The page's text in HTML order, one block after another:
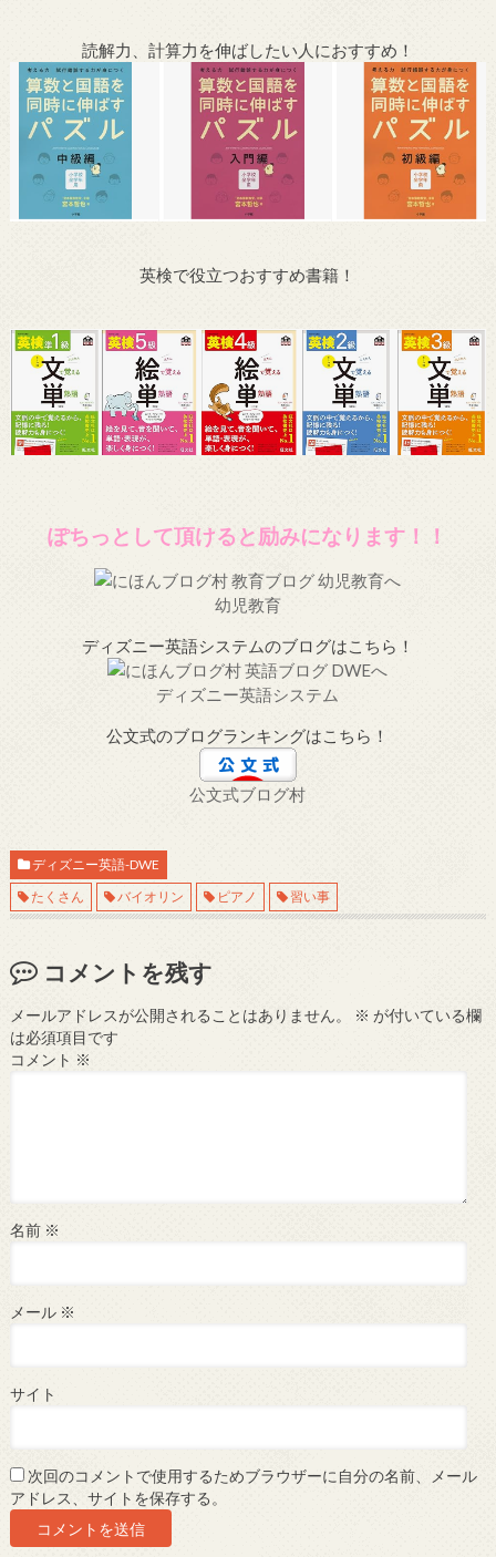
読解力、計算力を伸ばしたい人におすすめ！
英検で役立つおすすめ書籍！
ぽちっとして頂けると励みになります！！
幼児教育
ディズニー英語システムのブログはこちら！
ディズニー英語システム
公文式のブログランキングはこちら！
公文式ブログ村
ディズニー英語-DWE
たくさん
バイオリン ピアノ 習い事
コメントを残す
メールアドレスが公開されることはありません。 ※ が付いている欄
は必須項目です
コメント ※
名前 ※
メール ※
サイト
次回のコメントで使用するためブラウザーに自分の名前、メール
アドレス、サイトを保存する。